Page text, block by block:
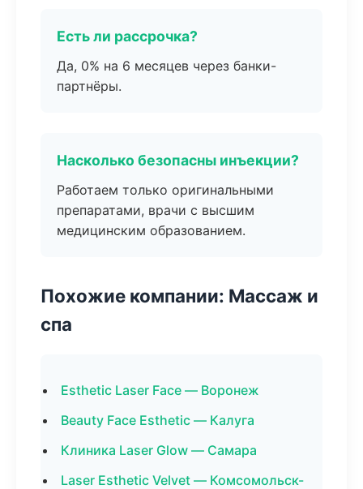
Есть ли рассрочка?
Да, 0% на 6 месяцев через банки-
партнёры.
Насколько безопасны инъекции?
Работаем только оригинальными
препаратами, врачи с высшим
медицинским образованием.
Похожие компании: Массаж и
спа
Esthetic Laser Face — Воронеж
Beauty Face Esthetic — Калуга
Клиника Laser Glow — Самара
Laser Esthetic Velvet — Комсомольск-